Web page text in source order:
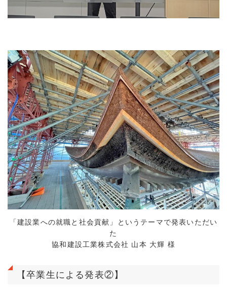
「建設業への就職と社会貢献」というテーマで発表いただい
た
協和建設工業株式会社 山本 大輝 様
【卒業生による発表②】